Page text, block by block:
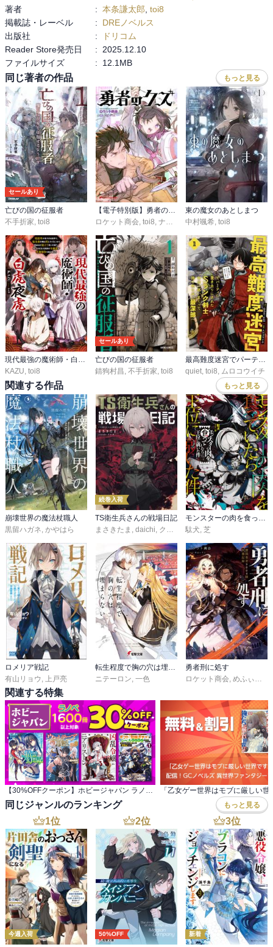
スである。我々からすれば目指すものは明白だが、現代日本を見て
いないアングラン視点から「ちぐはぐ」と言及されているのもそれ
はそうだと面白い。それにしても現代社会を構成する諸要素をしか
と分解して把握している筆者の見識である。
またこういう政治ものはマクロ視点からのチェスゲームを描きがち
だが、民生の観点を代弁するキャラも登場して、「民衆とはいかな
るものか」についての洞察があるのもいい。残念ながら、作品にお
いて示されたように中近世では今よりも民衆は煽動されやすい存在
であったろうし、今も倫理的にはそう変わっていないのだろう。し
かし、民衆が選んだ道が「正しい」とされる。そのとおり。自分は
ここにある種の諦念を見た。
ラストシーンも、これまた非常に示唆的だ！
まず共和制になってるあたり、もしかしたら本当に革命エンドだっ
たのかもしれない。（そこで王女が一定の役割を果たしたのかもし
れないし、そうではないのかもしれない。）
グロワスが「小学校の教科書に載っていない」ことの分からなさも
丁度いい。やはりド派手な事績を残さなかったという意味で「暗
君」と取れる余地を残しつつ、高校世界史では国民国家形成を主導
した君主として記述されているのかもしれない。
総じて、グロワスは明君であるだろうが、それが暗君的な素地と外
形で描かれるあたり、まさにタイトルのとおりの物語だった。なん
と続刊もあるとのことで、読みます
著者
: 本条謙太郎 toi8
掲載誌・レーベル
:
DREノベルス
出版社
:
ドリコム
Reader Store発売日
:
2025.12.10
ファイルサイズ
: 12.1MB
同じ著者の作品 もっと見る
セールあり
亡びの国の征服者
不手折家, toi8
【電子特別版】勇者のクズ
ロケット商会, toi8, ナカシマ723
東の魔女のあとしまつ
中村颯希, toi8
KAZU toi8
セールあり
亡びの国の征服者
錆狗村昌 不手折家 toi8
quiet toi8 ムロコウイチ
関連する作品 もっと見る
崩壊世界の魔法杖職人
黒留ハガネ, かやはら
続巻入荷
TS衛生兵さんの戦場日記
まさきたま , daichi, クレタ
モンスターの肉を食っていたら王位に就いた件
駄犬, 芝
ロメリア戦記
有山リョウ
上戸亮
ニテーロン 一色
勇者刑に処す
ロケット商会 めふぃすと
関連する特集
同じジャンルのランキング もっと見る
1位
今週入荷
2位
50%OFF
3位
新着